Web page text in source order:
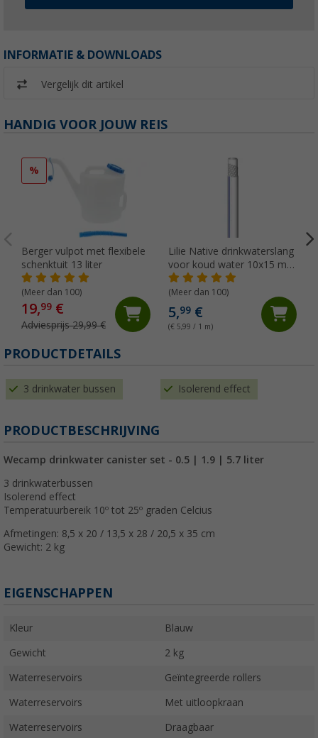
INFORMATIE & DOWNLOADS
Vergelijk dit artikel
HANDIG VOOR JOUW REIS
%
Berger vulpot met flexibele
schenktuit 13 liter
(Meer dan 100)
19,99 €
Adviesprijs 29,99 €
Lilie Native drinkwaterslang
voor koud water 10x15 mm
(per meter)
(Meer dan 100)
5,99€
(€ 5,99 / 1 m)
PRODUCTDETAILS
3 drinkwater bussen Isolerend effect
PRODUCTBESCHRIJVING
Wecamp drinkwater canister set - 0.5 | 1.9 | 5.7 liter
3 drinkwaterbussen
Isolerend effect
Temperatuurbereik 10º tot 25º graden Celcius
Afmetingen: 8,5 x 20 / 13,5 x 28 / 20,5 x 35 cm
Gewicht: 2 kg
EIGENSCHAPPEN
Kleur Blauw
Gewicht 2 kg
Waterreservoirs Geïntegreerde rollers
Waterreservoirs Met uitloopkraan
Waterreservoirs Draagbaar